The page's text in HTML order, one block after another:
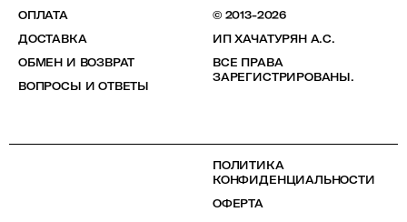
ОПЛАТА
ДОСТАВКА
ОБМЕН И ВОЗВРАТ
ВОПРОСЫ И ОТВЕТЫ
© 2013-2026
ИП ХАЧАТУРЯН А.С.
ВСЕ ПРАВА
ЗАРЕГИСТРИРОВАНЫ.
ПОЛИТИКА
КОНФИДЕНЦИАЛЬНОСТИ
ОФЕРТА